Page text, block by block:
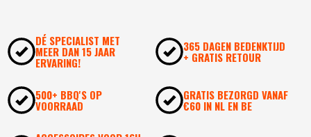
DÉ SPECIALIST MET
MEER DAN 15 JAAR
ERVARING!
365 DAGEN BEDENKTIJD
+ GRATIS RETOUR
500+ BBQ'S OP
VOORRAAD
GRATIS BEZORGD VANAF
€60 IN NL EN BE